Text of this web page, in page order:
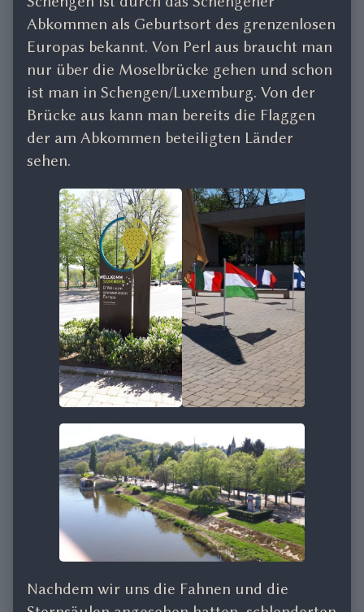
Abkommen als Geburtsort des grenzenlosen
Europas bekannt. Von Perl aus braucht man
nur über die Moselbrücke gehen und schon
ist man in Schengen/Luxemburg. Von der
Brücke aus kann man bereits die Flaggen
der am Abkommen beteiligten Länder
sehen.
Nachdem wir uns die Fahnen und die